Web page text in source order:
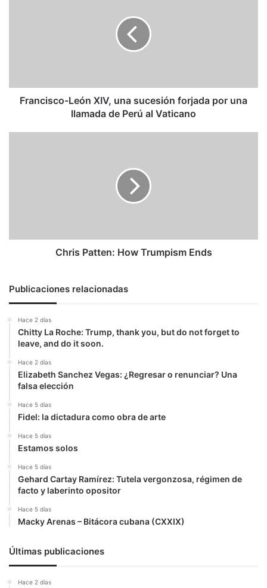
llamada
Francisco-León XIV, una sucesión forjada por una
llamada de Perú al Vaticano
Chris Patten: How Trumpism Ends
Publicaciones relacionadas
Hace 2 días
Chitty La Roche: Trump, thank you, but do not forget to
leave, and do it soon.
Hace 2 días
Elizabeth Sanchez Vegas: ¿Regresar o renunciar? Una
falsa elección
Hace 5 días
Fidel: la dictadura como obra de arte
Hace 5 días
Estamos solos
Hace 5 días
Gehard Cartay Ramírez: Tutela vergonzosa, régimen de
facto y laberinto opositor
Hace 5 días
Macky Arenas – Bitácora cubana (CXXIX)
Últimas publicaciones
Hace 2 días